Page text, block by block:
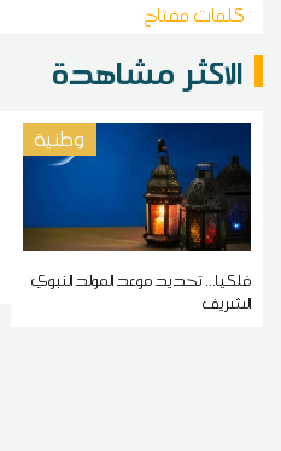
كلمات مفتاح
الاكثر مشاهدة
وطنية
فلكيا... تحديد موعد المولد النبوي
الشريف